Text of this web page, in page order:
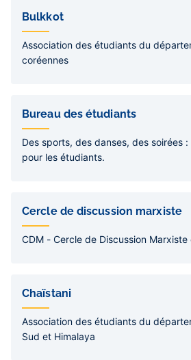
Bulkkot
Association des étudiants du
coréennes
Bureau des étudiants
Des sports, des danses, des soirées :
pour les étudiants.
Cercle de discussion marxiste
CDM - Cercle de Discussion Marxiste
Chaïstani
Association des étudiants du
Sud et Himalaya